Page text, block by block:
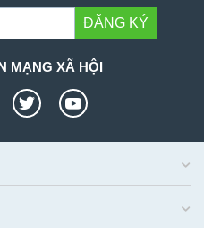
ĐĂNG KÝ
MẠNG XÃ HỘI